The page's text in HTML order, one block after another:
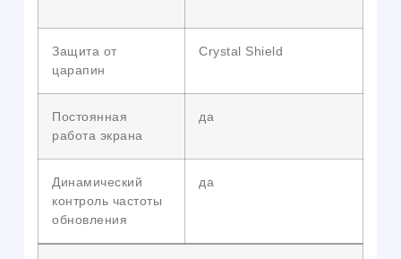
Защита от
царапин
Crystal Shield
Постоянная
работа экрана
да
Динамический
контроль частоты
обновления
да